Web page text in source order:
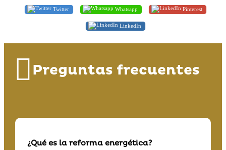
Twitter Whatsapp Pinterest
LinkedIn
Preguntas frecuentes
¿Qué es la reforma energética?